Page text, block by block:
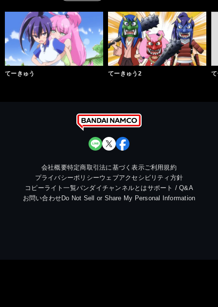
てーきゅう てーきゅう2
会社概要特定商取引法に基づく表示ご利用規約
プライバシーポリシーウェブアクセシビリティ方針
コピーライト一覧バンダイチャンネルとはサポート / Q&A
お問い合わせDo Not Sell or Share My Personal Information